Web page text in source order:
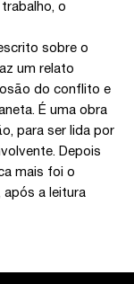
o
sobre o
um relato
do conflito e
É uma obra
para ser lida por
Depois
mais foi o
após a leitura